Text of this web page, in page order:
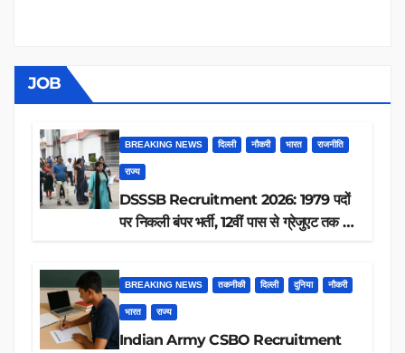
JOB
BREAKING NEWS दिल्ली नौकरी भारत राजनीति
राज्य
DSSSB Recruitment 2026: 1979 पदों
पर निकली बंपर भर्ती, 12वीं पास से ग्रेजुएट तक करें
BREAKING NEWS तकनीकी दिल्ली दुनिया नौकरी
भारत राज्य
Indian Army CSBO Recruitment